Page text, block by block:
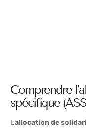
Comprendre
spécifique
L’allocation de